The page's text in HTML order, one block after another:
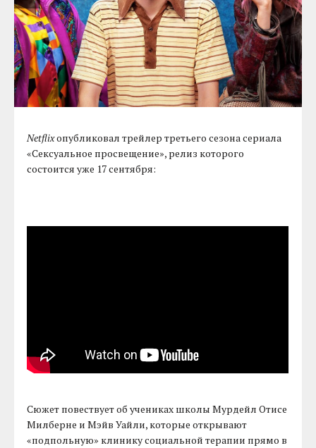
Netflixопубликовал трейлер третьего сезона сериала
«Сексуальное просвещение», релиз которого
состоится уже 17 сентября:
Сюжет повествует об учениках школы Мурдейл Отисе
Милберне и Мэйв Уайли, которые открывают
«подпольную» клинику социальной терапии прямо в